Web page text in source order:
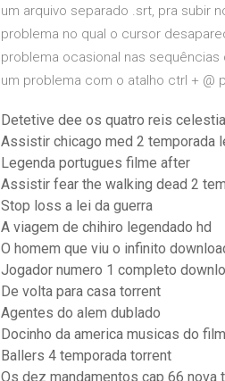
um arquivo separado .srt, pra subir
problema no qual o cursor
problema ocasional nas
um problema com o atalho ctrl + @
Detetive dee os quatro reis
Assistir chicago med 2 temporada
Legenda portugues filme after
Assistir fear the walking dead 2
Stop loss a lei da guerra
A viagem de chihiro legendado hd
O homem que viu o infinito
Jogador numero 1 completo
De volta para casa torrent
Agentes do alem dublado
Docinho da america musicas do
Ballers 4 temporada torrent
Os dez mandamentos cap 66 nova